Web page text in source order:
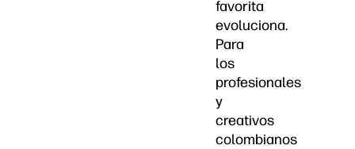
favorita
evoluciona.
Para
los
profesionales
y
creativos
colombianos